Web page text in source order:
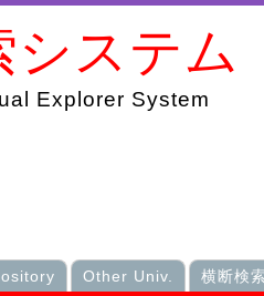
システム
Explorer System
Other Univ. 横断検索